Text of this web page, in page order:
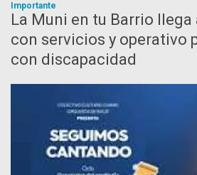
Importante
La Muni en tu Barrio llega
con servicios y operativo
con discapacidad